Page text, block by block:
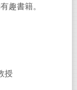
趣書籍。
授